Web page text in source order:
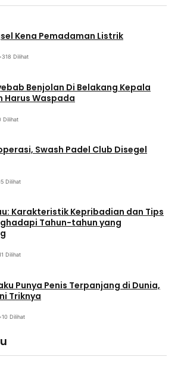
Kena Pemadaman Listrik
•318 Dilihat
Benjolan Di Belakang Kepala
Harus Waspada
Dilihat
Swash Padel Club Disegel
Dilihat
Karakteristik Kepribadian dan Tips
Tahun-tahun yang
Dilihat
Punya Penis Terpanjang di Dunia,
Triknya
•10 Dilihat